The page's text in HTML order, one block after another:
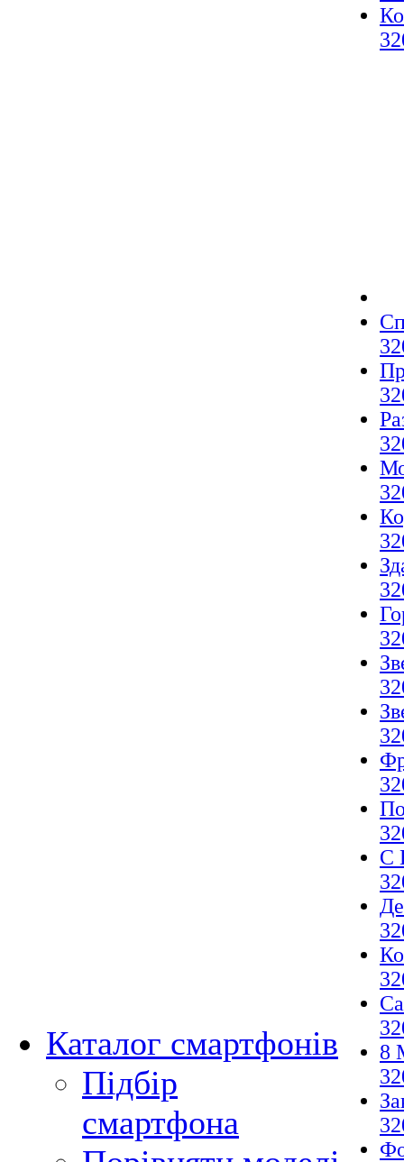
Каталог смартфонів
Підбір
смартфона
С
8